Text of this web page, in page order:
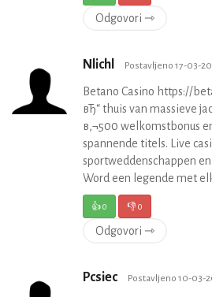
Odgovori ⇾
Nlichl Postavljeno 17-03-
Betano Casino https://
вЂ“ thuis van massieve
в‚¬500 welkomstbonus
spannende titels. Live
sportweddenschappen
Word een legende met
👍0 👎0
Odgovori ⇾
Pcsiec Postavljeno 10-03-